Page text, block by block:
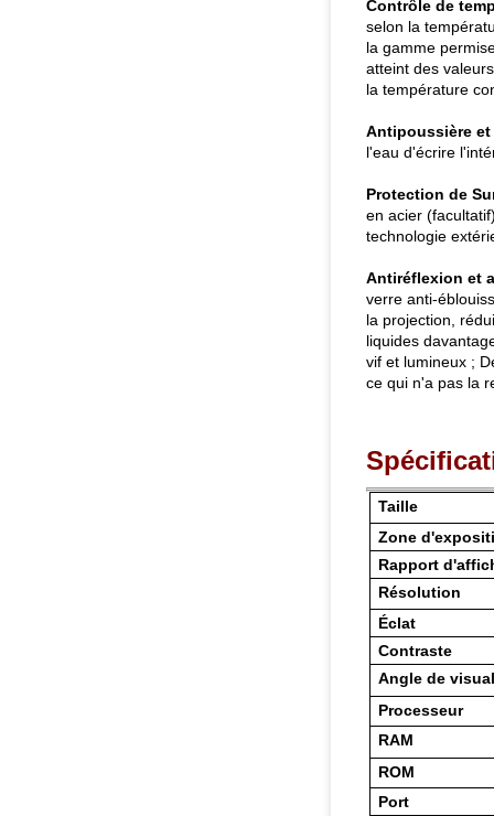
Contrôle de
selon la
la gamme
atteint des
la température
Antipoussière et
l'eau d'écrire
Protection de
en acier
technologie
Antiréflexion et
verre anti-
la projection,
liquides
vif et lumineux ;
ce qui n'a pas la
Taille
Zone
Rapport
Résolution
Éclat
Contraste
Angle de
Processeur
RAM
ROM
Port